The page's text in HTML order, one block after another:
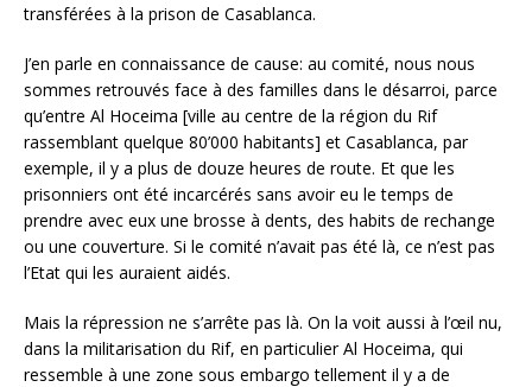
transférées à la prison de Casablanca.
J’en parle en connaissance de cause: au comité, nous nous
sommes retrouvés face à des familles dans le désarroi, parce
qu’entre Al Hoceima [ville au centre de la région du Rif
rassemblant quelque 80’000 habitants] et Casablanca, par
exemple, il y a plus de douze heures de route. Et que les
prisonniers ont été incarcérés sans avoir eu le temps de
prendre avec eux une brosse à dents, des habits de rechange
ou une couverture. Si le comité n’avait pas été là, ce n’est pas
l’Etat qui les auraient aidés.
Mais la répression ne s’arrête pas là. On la voit aussi à l’œil nu,
dans la militarisation du Rif, en particulier Al Hoceima, qui
ressemble à une zone sous embargo tellement il y a de